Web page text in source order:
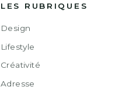
LES RUBRIQUES
Design
Lifestyle
Créativité
Adresse